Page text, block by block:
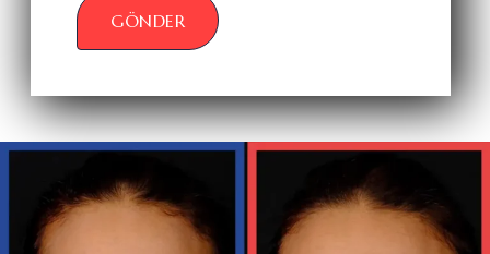
GÖNDER